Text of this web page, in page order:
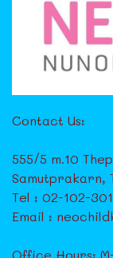
Contact Us:
555/5 m.10
Samutprakarn,
Tel : 02-102-
Email :
Office Hours: